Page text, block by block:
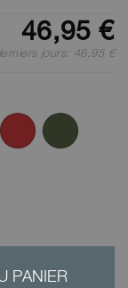
46,95 €
jours: 46,95 €
PANIER